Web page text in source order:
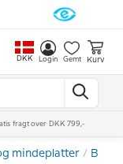
DKK Login Gemt Kurv
fragt over DKK 799,-
mindeplatter Bing